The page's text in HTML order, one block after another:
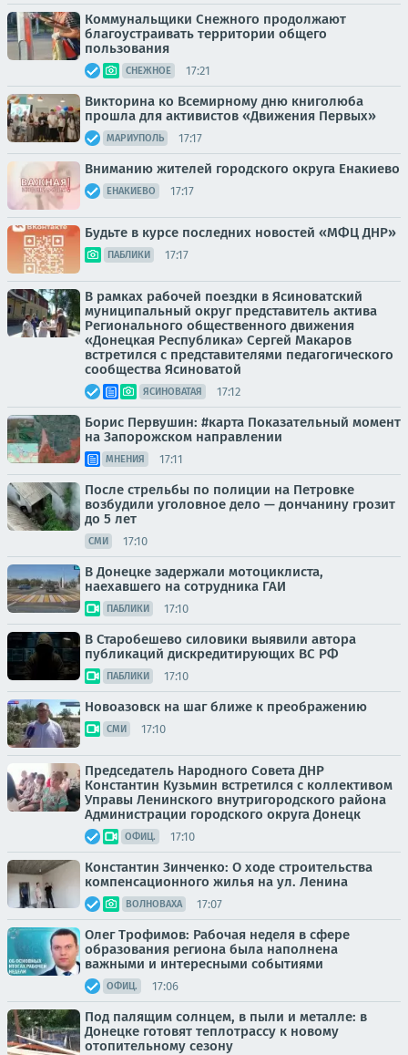
Коммунальщики Снежного продолжают
благоустраивать территории общего
пользования
СНЕЖНОЕ 17:21
Викторина ко Всемирному дню книголюба
прошла для активистов «Движения Первых»
МАРИУПОЛЬ 17:17
Вниманию жителей городского округа Енакиево
ЕНАКИЕВО 17:17
Будьте в курсе последних новостей «МФЦ ДНР»
ПАБЛИКИ 17:17
В рамках рабочей поездки в Ясиноватский
муниципальный округ представитель актива
Регионального общественного движения
«Донецкая Республика» Сергей Макаров
встретился с представителями педагогического
сообщества Ясиноватой
ЯСИНОВАТАЯ 17:12
Борис Первушин: #карта Показательный момент
на Запорожском направлении
МНЕНИЯ 17:11
После стрельбы по полиции на Петровке
возбудили уголовное дело — дончанину грозит
до 5 лет
СМИ 17:10
В Донецке задержали мотоциклиста,
наехавшего на сотрудника ГАИ
ПАБЛИКИ 17:10
В Старобешево силовики выявили автора
публикаций дискредитирующих ВС РФ
ПАБЛИКИ 17:10
Новоазовск на шаг ближе к преображению
СМИ 17:10
Председатель Народного Совета ДНР
Константин Кузьмин встретился с коллективом
Управы Ленинского внутригородского района
Администрации городского округа Донецк
ОФИЦ. 17:10
Константин Зинченко: О ходе строительства
компенсационного жилья на ул. Ленина
ВОЛНОВАХА 17:07
Олег Трофимов: Рабочая неделя в сфере
образования региона была наполнена
важными и интересными событиями
ОФИЦ. 17:06
Под палящим солнцем, в пыли и металле: в
Донецке готовят теплотрассу к новому
отопительному сезону